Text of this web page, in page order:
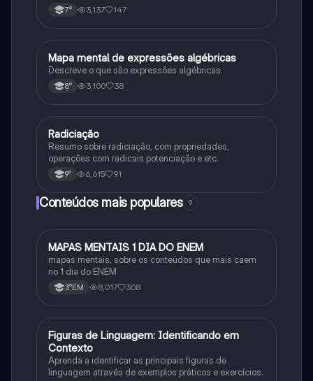
7° 3,137 147
Matematica
Mapa mental de expressões algébricas
Descreve o que são expressões algébricas.
8° 3,100 38
Matematica
Radiciação
Resumo sobre radiciação, com propriedades,
operações com radicais potenciação e etc.
9° 6,615 91
Conteúdos mais populares 9
Português
MAPAS MENTAIS 1 DIA DO ENEM
mapas mentais, sobre os conteúdos que mais caem
no 1 dia do ENEM
3°EM 8,017 308
FPortuguês
Figuras de Linguagem: Identificando em
Contexto
Aprenda a identificar as principais figuras de
linguagem através de exemplos práticos e exercícios.